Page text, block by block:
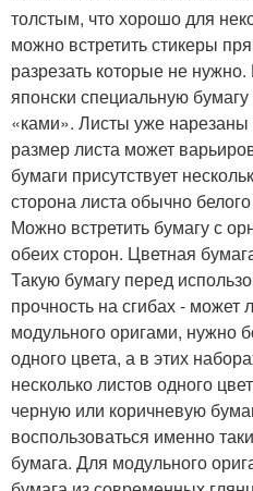
толстым, что хорошо для
можно встретить стикеры
разрезать которые не
японски специальную
«ками». Листы уже
размер листа может
бумаги присутствует
сторона листа обычно
Можно встретить бумагу с
обеих сторон. Цветная
Такую бумагу перед
прочность на сгибах - может
модульного оригами, нужно
одного цвета, а в этих
несколько листов одного
черную или коричневую
воспользоваться именно
бумага. Для модульного